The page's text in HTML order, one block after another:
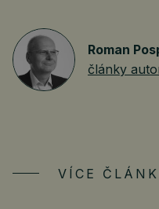
Roman
články
VÍCE